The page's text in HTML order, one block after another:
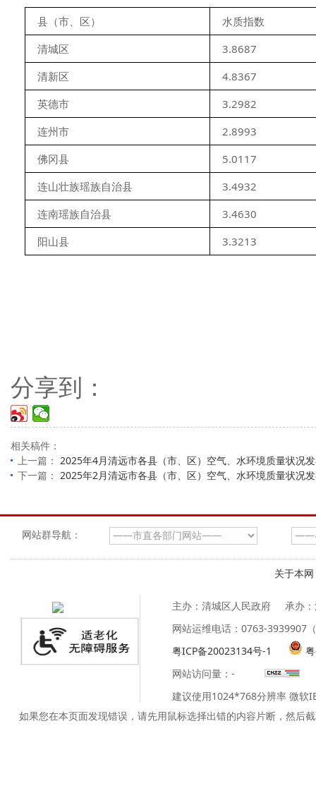
县（市、区）
水质指数
清城区
3.8687
清新区
4.8367
英德市
3.2982
连州市
2.8993
佛冈县
5.0117
连山壮族瑶族自治县
3.4932
连南瑶族自治县
3.4630
阳山县
3.3213
分享到：
相关稿件：
上一篇： 2025年4月清远市各县（市、区）空气、水环境质量状况
下一篇： 2025年2月清远市各县（市、区）空气、水环境质量状况
网站群导航：
关于本网
主办：清城区人民政府
承办
网站运维电话：0763-3939907
粤ICP备20023134号-1
网站访问量： -
建议使用1024*768分辨率 微软
如果您在本页面发现错误，请先用鼠标选择出错的内容片断，然后